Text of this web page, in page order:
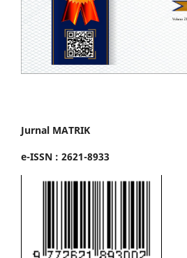
Jurnal MATRIK
e-ISSN : 2621-8933